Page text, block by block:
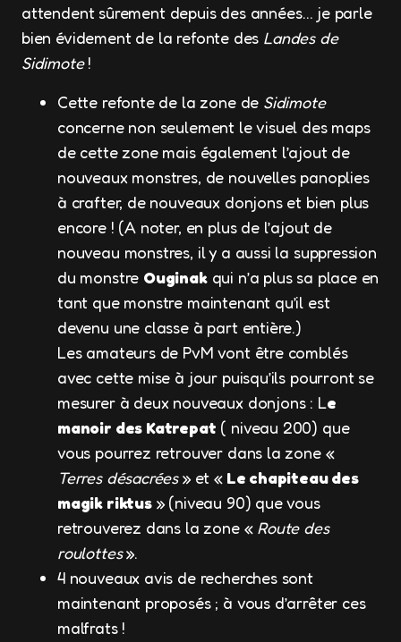
attendent sûrement depuis des années… je parle
bien évidement de la refonte des Landes de
Sidimote!
Cette refonte de la zone de Sidimote
concerne non seulement le visuel des maps
de cette zone mais également l’ajout de
nouveaux monstres, de nouvelles panoplies
à crafter, de nouveaux donjons et bien plus
encore ! (A noter, en plus de l’ajout de
nouveau monstres, il y a aussi la suppression
du monstre Ouginakqui n’a plus sa place en
tant que monstre maintenant qu’il est
devenu une classe à part entière.)
Les amateurs de PvM vont être comblés
avec cette mise à jour puisqu’ils pourront se
mesurer à deux nouveaux donjons : Le
manoir des Katrepat ( niveau 200) que
vous pourrez retrouver dans la zone «
Terres désacrées» et «Le chapiteau des
magik riktus» (niveau 90) que vous
retrouverez dans la zone « Route des
roulottes».
4 nouveaux avis de recherches sont
maintenant proposés ; à vous d’arrêter ces
malfrats !